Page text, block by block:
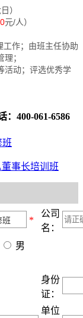
）
元/人）
作；由班主任协助
；
活动；评选优秀学
：400-061-6586
班
事长培训班
*
公司
名：
男
身份
证：
单位